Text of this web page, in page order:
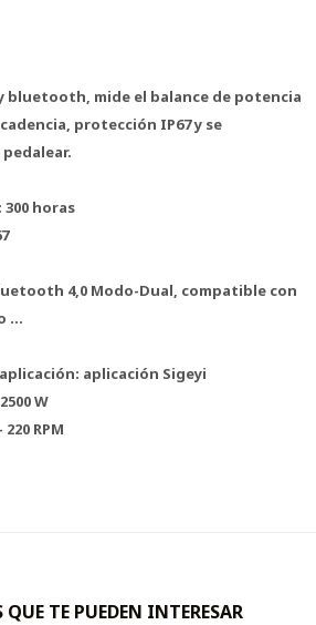
bluetooth, mide el balance de potencia
protección IP67 y se
horas
4,0 Modo-Dual, compatible con
...
aplicación Sigeyi
W
RPM
TE PUEDEN INTERESAR